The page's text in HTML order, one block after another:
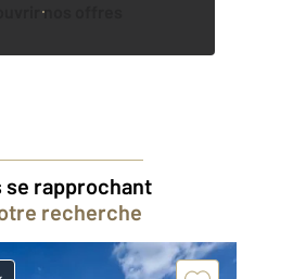
nos offres
se rapprochant
recherche